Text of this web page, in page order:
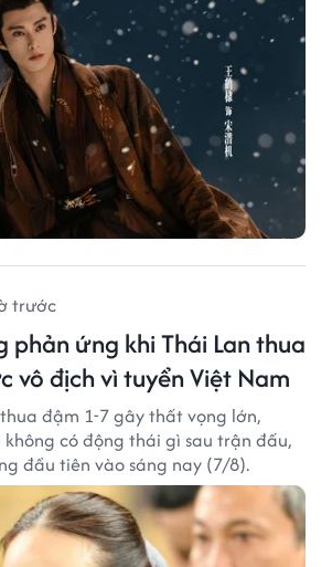
trước
phản ứng khi Thái Lan thua
vô địch vì tuyển Việt Nam
đậm 1-7 gây thất vọng lớn,
có động thái gì sau trận đấu,
đầu tiên vào sáng nay (7/8).